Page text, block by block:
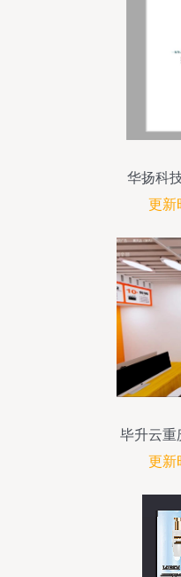
华扬科
更新
毕升云重
更新